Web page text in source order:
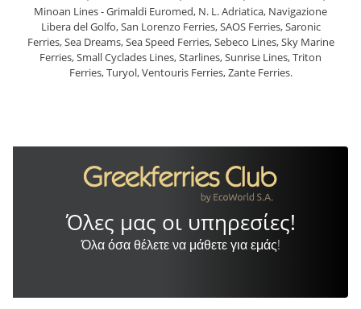
Minoan Lines - Grimaldi Euromed, N. L. Adriatica, Navigazione
Libera del Golfo, San Lorenzo Ferries, SAOS Ferries, Saronic
Ferries, Sea Dreams, Sea Speed Ferries, Sebeco Lines, Sky Marine
Ferries, Small Cyclades Lines, Starlines, Sunrise Lines, Triton
Ferries, Turyol, Ventouris Ferries, Zante Ferries.
Όλες μας οι υπηρεσίες!
Όλα όσα θέλετε να μάθετε για εμάς!